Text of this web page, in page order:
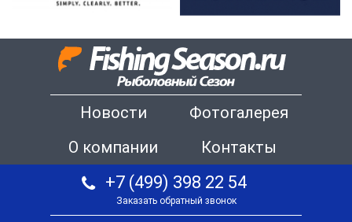
Новости
Фотогалерея
О компании
Контакты
+7 (499) 398 22 54
Заказать обратный звонок